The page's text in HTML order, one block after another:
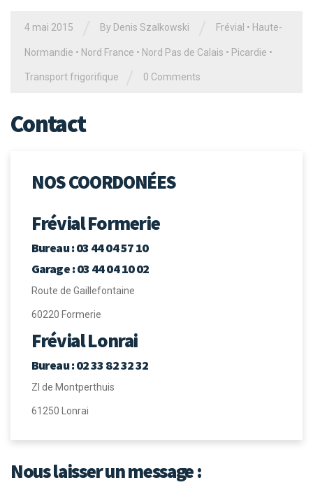
4 mai 2015 By Denis Szalkowski Frévial • Haute-
Normandie • Nord France • Nord Pas de Calais • Picardie •
Transport frigorifique 0 Comments
Contact
NOS COORDONÉES
Frévial Formerie
Bureau : 03 44 04 57 10
Garage : 03 44 04 10 02
Route de Gaillefontaine
60220 Formerie
Frévial Lonrai
Bureau : 02 33 82 32 32
ZI de Montperthuis
61250 Lonrai
Nous laisser un message :